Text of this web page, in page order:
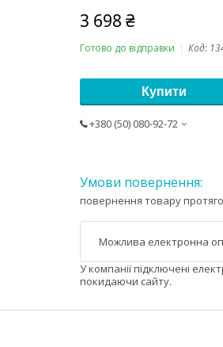
3 698 ₴
Готово до відправки Код:
Купити
+380 (50) 080-92-72
повернення товару
У компанії підключені
покидаючи сайту.